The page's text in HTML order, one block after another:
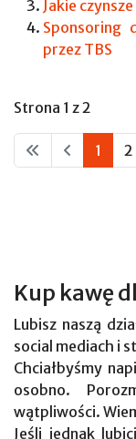
Jakie
Sponsoring
przez TBS
Strona 1 z 2
1 2
Kup kawę
Lubisz naszą
social mediach i
Chciałbyśmy
osobno.
wątpliwości.
Jeśli jednak